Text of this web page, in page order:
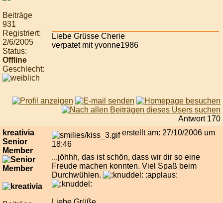
Beiträge
931
Registriert:
2/6/2005
Status:
Offline
Geschlecht:
Liebe Grüsse Cherie
verpatet mit yvonne1986
Antwort 170
kreativia
Senior
Member
erstellt am: 27/10/2006 um
18:46
...jöhhh, das ist schön, dass wir dir so eine
Freude machen konnten. Viel Spaß beim
Durchwühlen.
:applaus: